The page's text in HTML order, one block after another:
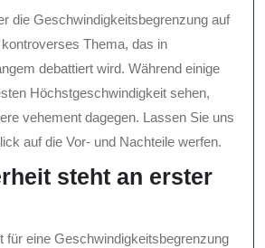
die Geschwindigkeitsbegrenzung auf
Thema, das in
debattiert wird. Während einige
Höchstgeschwindigkeit sehen,
vehement dagegen. Lassen Sie uns
auf die Vor- und Nachteile werfen.
steht an erster
für eine Geschwindigkeitsbegrenzung